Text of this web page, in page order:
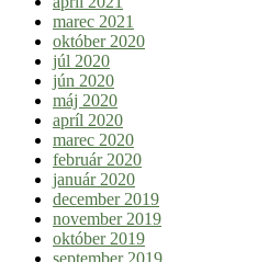
marec 2021
október 2020
júl 2020
jún 2020
máj 2020
apríl 2020
marec 2020
február 2020
január 2020
december 2019
november 2019
október 2019
september 2019